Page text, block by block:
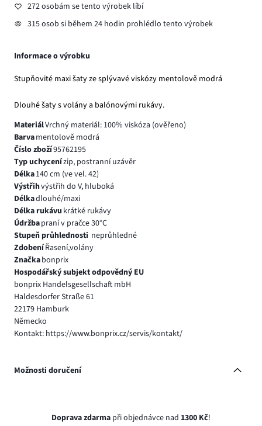
272 osobám se tento výrobek líbí
315 osob si během 24 hodin prohlédlo tento výrobek
Informace o výrobku
Stupňovité maxi šaty ze splývavé viskózy mentolově modrá
Dlouhé šaty s volány a balónovými rukávy.
MateriálVrchný materiál: 100% viskóza (ověřeno)
Barvamentolově modrá
Číslo zboží95762195
Typ uchycenízip, postranní uzávěr
Délka140 cm (ve vel. 42)
Výstřihvýstřih do V, hluboká
Délkadlouhé/maxi
Délka rukávu krátké rukávy
Údržbapraní v pračce 30°C
Stupeň průhlednosti neprůhledné
ZdobeníŘasení,volány
Značkabonprix
Hospodářský subjekt odpovědný EU
bonprix Handelsgesellschaft mbH
Haldesdorfer Straße 61
22179 Hamburk
Německo
Kontakt: https://www.bonprix.cz/servis/kontakt/
Možnosti doručení
Doprava zdarma při objednávce nad 1300 Kč!